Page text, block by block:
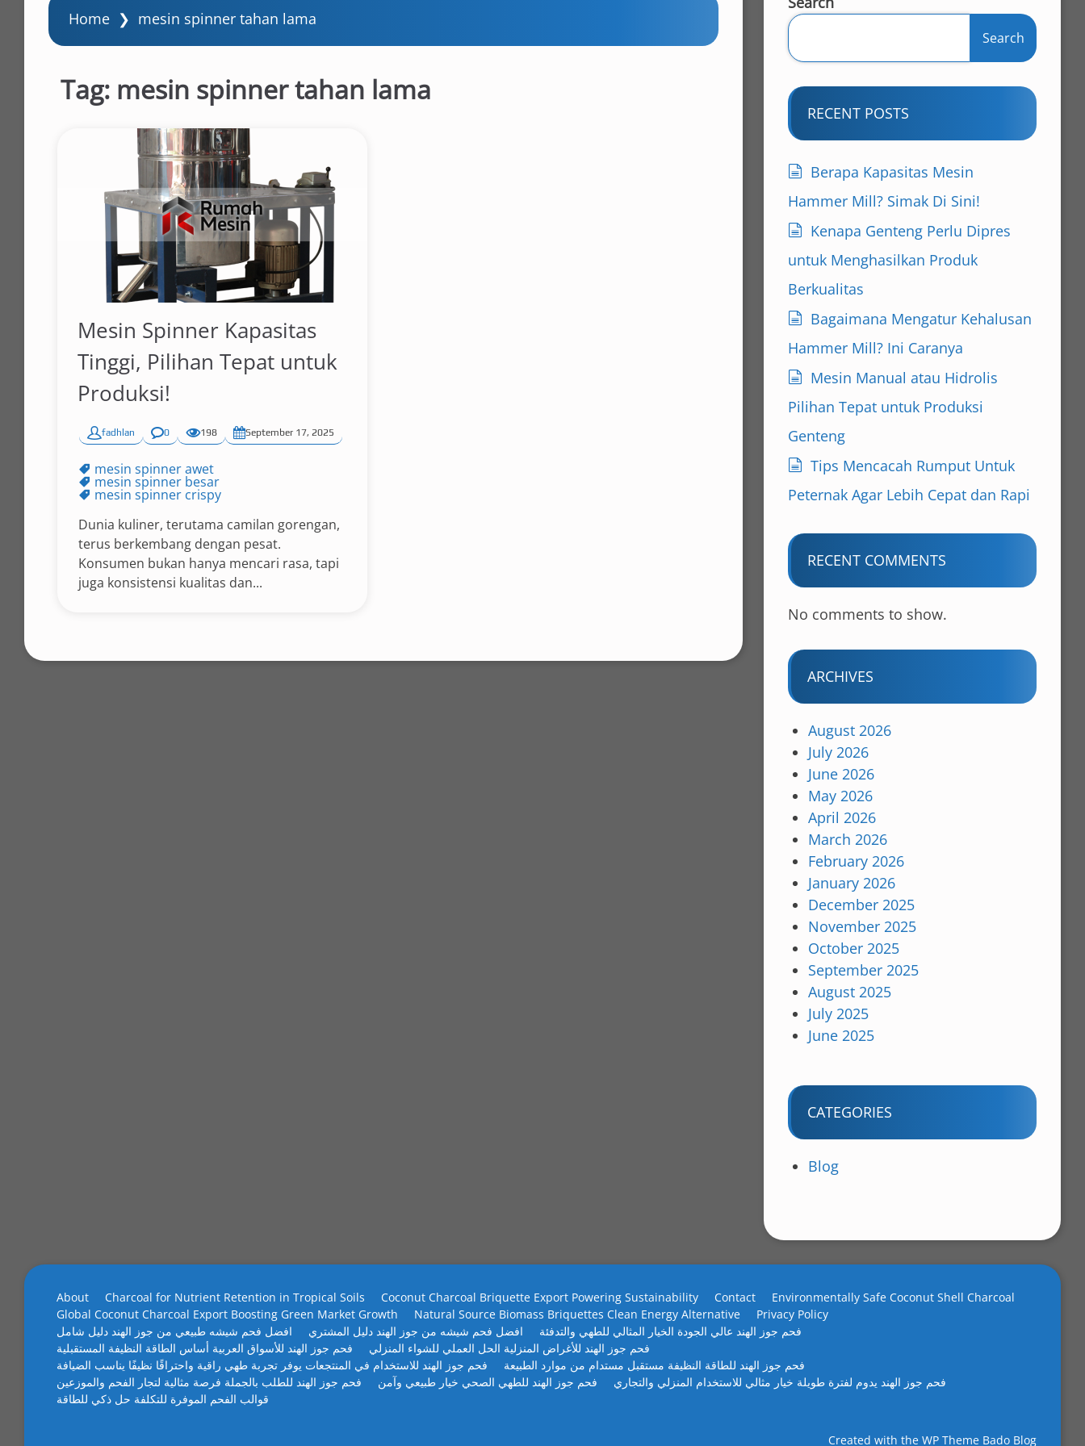
Home ❯ mesin spinner tahan lama
Tag: mesin spinner tahan lama
Mesin Spinner Kapasitas
Tinggi, Pilihan Tepat untuk
Produksi!
fadhlan 0 198 September 17, 2025
mesin spinner awet
mesin spinner besar
mesin spinner crispy
Dunia kuliner, terutama camilan gorengan,
terus berkembang dengan pesat.
Konsumen bukan hanya mencari rasa, tapi
juga konsistensi kualitas dan...
Search
RECENT POSTS
Berapa Kapasitas Mesin
Hammer Mill? Simak Di Sini!
Kenapa Genteng Perlu Dipres
untuk Menghasilkan Produk
Berkualitas
Bagaimana Mengatur Kehalusan
Hammer Mill? Ini Caranya
Mesin Manual atau Hidrolis
Pilihan Tepat untuk Produksi
Genteng
Tips Mencacah Rumput Untuk
Peternak Agar Lebih Cepat dan Rapi
RECENT COMMENTS
No comments to show.
ARCHIVES
August 2026
July 2026
June 2026
May 2026
April 2026
March 2026
February 2026
January 2026
December 2025
November 2025
October 2025
September 2025
August 2025
July 2025
June 2025
CATEGORIES
Blog
About Charcoal for Nutrient Retention in Tropical Soils Coconut Charcoal Briquette Export Powering Sustainability Contact
Environmentally Safe Coconut Shell Charcoal
Global Coconut Charcoal Export Boosting Green Market Growth
Natural Source Biomass Briquettes Clean Energy Alternative
Privacy Policy
افضل فحم شيشه طبيعي من جوز الهند دليل شامل
افضل فحم شيشه من جوز الهند دليل المشتري
فحم جوز الهند عالي الجودة الخيار المثالي للطهي والتدفئة
فحم جوز الهند للأسواق العربية أساس الطاقة النظيفة المستقبلية
فحم جوز الهند للأغراض المنزلية الحل العملي للشواء المنزلي
فحم جوز الهند للاستخدام في المنتجعات يوفر تجربة طهي راقية واحتراقًا نظيفًا يناسب الضيافة
فحم جوز الهند للطاقة النظيفة مستقبل مستدام من موارد الطبيعة
فحم جوز الهند للطلب بالجملة فرصة مثالية لتجار الفحم والموزعين
فحم جوز الهند للطهي الصحي خيار طبيعي وآمن
فحم جوز الهند يدوم لفترة طويلة خيار مثالي للاستخدام المنزلي والتجاري
قوالب الفحم الموفرة للتكلفة حل ذكي للطاقة
Created with the WP Theme Bado Blog